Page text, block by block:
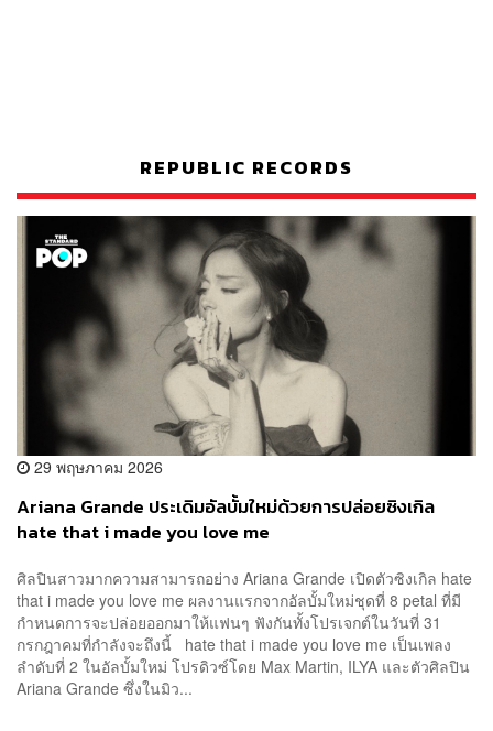
REPUBLIC RECORDS
29 พฤษภาคม 2026
Ariana Grande ประเดิมอัลบั้มใหม่ด้วยการปล่อยซิงเกิล
hate that i made you love me
ศิลปินสาวมากความสามารถอย่าง Ariana Grande เปิดตัวซิงเกิล hate
that i made you love me ผลงานแรกจากอัลบั้มใหม่ชุดที่ 8 petal ที่มี
กำหนดการจะปล่อยออกมาให้แฟนๆ ฟังกันทั้งโปรเจกต์ในวันที่ 31
กรกฎาคมที่กำลังจะถึงนี้ hate that i made you love me เป็นเพลง
ลำดับที่ 2 ในอัลบั้มใหม่ โปรดิวซ์โดย Max Martin, ILYA และตัวศิลปิน
Ariana Grande ซึ่งในมิว...